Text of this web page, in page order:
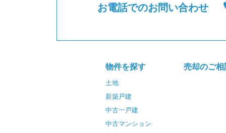
お電話でのお問い合わせ
物件を探す
土地
新築戸建
中古一戸建
中古マンション
売却のご相